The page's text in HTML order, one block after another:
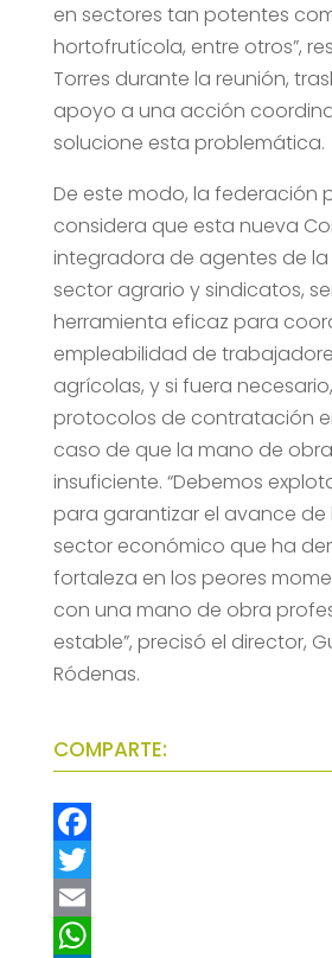
en sectores tan potentes
hortofrutícola, entre otros”,
Torres durante la reunión,
apoyo a una acción
solucione esta problemática.
De este modo, la federación
considera que esta nueva
integradora de agentes de la
sector agrario y sindicatos,
herramienta eficaz para
empleabilidad de
agrícolas, y si fuera
protocolos de contratación
caso de que la mano de
insuficiente. “Debemos
para garantizar el avance de
sector económico que ha
fortaleza en los peores
con una mano de obra
estable”, precisó el director,
Ródenas.
COMPARTE:
F
a
c
T
w
E